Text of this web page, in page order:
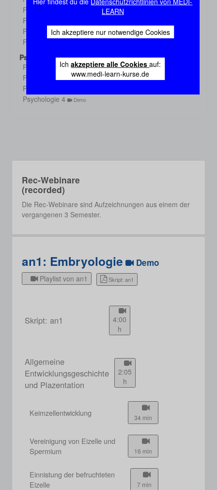
LEARN
Ich akzeptiere nur notwendige Cookies
Ichakzeptiere alle Cookiesauf:
www.medi-learn-kurse.de
Physiologie 3
Physiologie 4
Physiologie 5 Demo
Physiologie 6
Psychologie
Psychologie 1
Demo
Psychologie 2 Demo
Psychologie 3
Psychologie 4 Demo
Rec-Webinare
(recorded)
Die Rec-Webinare sind Aufzeichnungen aus einem der
vergangenen 3 Semester.
an1: Embryologie Demo
Playlist von an1 Skript: an1
Skript: an1
4:00
h
Allgemeine
Entwicklungsgeschichte
und Plazentation
2:05
h
Keimzellentwicklung 34 min
Vereinigung von Eizelle und
Spermium
16 min
Einnistung der befruchteten
Eizelle
7 min